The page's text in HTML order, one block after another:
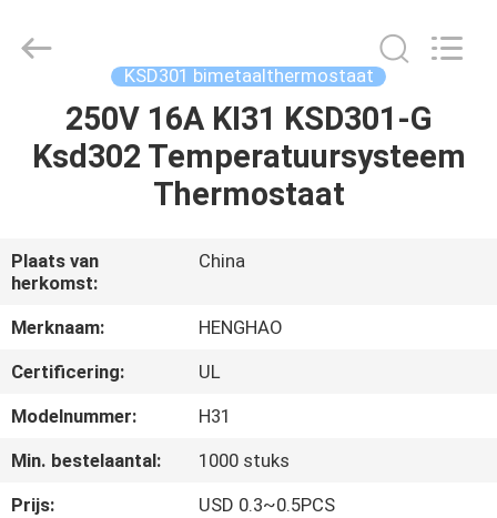
THUIS
PRODUCTEN
VR-
SHOW
OVER
ONS
FABRIEKSREIS
KSD301 bimetaalthermostaat
250V 16A KI31 KSD301-G
Ksd302 Temperatuursysteem
Thermostaat
Plaats van
herkomst:
China
Merknaam:
HENGHAO
Certificering:
UL
Modelnummer:
H31
Min. bestelaantal:
1000 stuks
Prijs:
USD 0.3~0.5PCS